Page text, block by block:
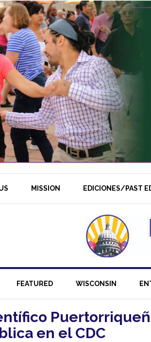
MISSION EDICIONES/PAST
FEATURED WISCONSIN
en el CDC